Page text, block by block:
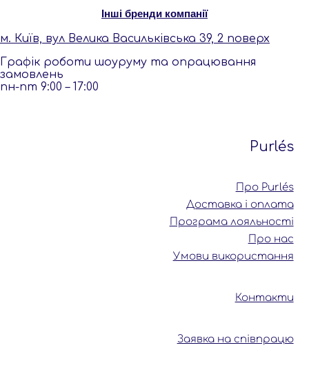
Інші бренди компанії
м. Київ, вул Велика Васильківська 39, 2 поверх
Графік роботи шоуруму та опрацювання
замовлень
пн-пт 9:00 – 17:00
Purlés
Про Purlés
Доставка і оплата
Програма лояльності
Про нас
Умови використання
Контакти
Заявка на співпрацю